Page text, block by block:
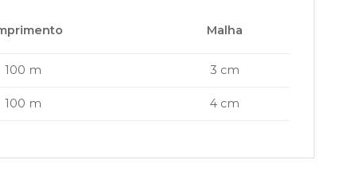
Malha
100 m 3 cm
100 m 4 cm